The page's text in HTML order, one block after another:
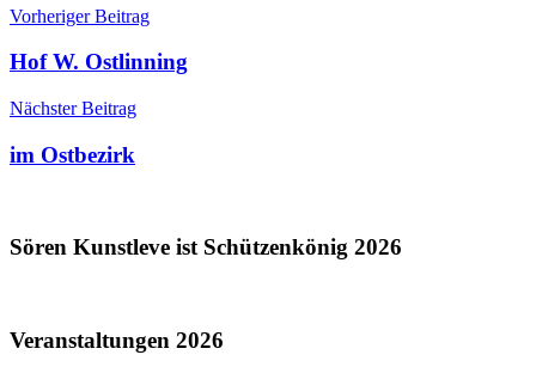
Vorheriger Beitrag
Hof W. Ostlinning
Nächster Beitrag
im Ostbezirk
Sören Kunstleve ist Schützenkönig 2026
Veranstaltungen 2026